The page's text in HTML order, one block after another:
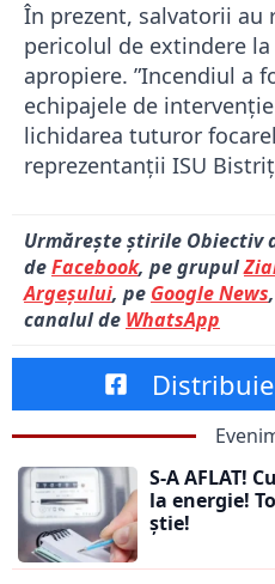
În prezent, salvatorii au
pericolul de extindere
apropiere. ”Incendiul a
echipajele de
lichidarea tuturor
reprezentanții ISU
Urmărește știrile Obiectiv
deFacebook, pe grupul
Argeșului, pe Google News
canalul de WhatsApp
S-A AFLAT!
la energie!
știe!